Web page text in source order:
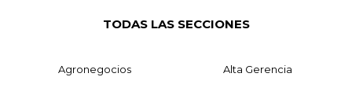
TODAS LAS SECCIONES
Agronegocios Alta Gerencia